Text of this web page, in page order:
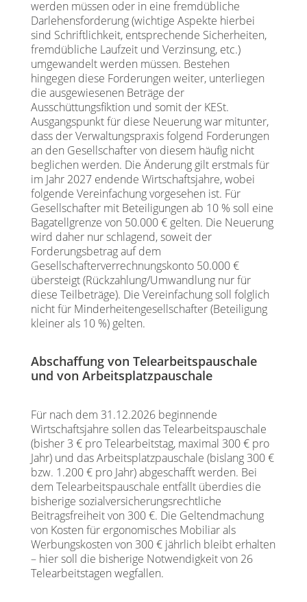
werden müssen oder in eine fremdübliche
Darlehensforderung (wichtige Aspekte hierbei
sind Schriftlichkeit, entsprechende Sicherheiten,
fremdübliche Laufzeit und Verzinsung, etc.)
umgewandelt werden müssen. Bestehen
hingegen diese Forderungen weiter, unterliegen
die ausgewiesenen Beträge der
Ausschüttungsfiktion und somit der KESt.
Ausgangspunkt für diese Neuerung war mitunter,
dass der Verwaltungspraxis folgend Forderungen
an den Gesellschafter von diesem häufig nicht
beglichen werden. Die Änderung gilt erstmals für
im Jahr 2027 endende Wirtschaftsjahre, wobei
folgende Vereinfachung vorgesehen ist. Für
Gesellschafter mit Beteiligungen ab 10 % soll eine
Bagatellgrenze von 50.000 € gelten. Die Neuerung
wird daher nur schlagend, soweit der
Forderungsbetrag auf dem
Gesellschafterverrechnungskonto 50.000 €
übersteigt (Rückzahlung/Umwandlung nur für
diese Teilbeträge). Die Vereinfachung soll folglich
nicht für Minderheitengesellschafter (Beteiligung
kleiner als 10 %) gelten.
Abschaffung von Telearbeitspauschale
und von Arbeitsplatzpauschale
Für nach dem 31.12.2026 beginnende
Wirtschaftsjahre sollen das Telearbeitspauschale
(bisher 3 € pro Telearbeitstag, maximal 300 € pro
Jahr) und das Arbeitsplatzpauschale (bislang 300 €
bzw. 1.200 € pro Jahr) abgeschafft werden. Bei
dem Telearbeitspauschale entfällt überdies die
bisherige sozialversicherungsrechtliche
Beitragsfreiheit von 300 €. Die Geltendmachung
von Kosten für ergonomisches Mobiliar als
Werbungskosten von 300 € jährlich bleibt erhalten
– hier soll die bisherige Notwendigkeit von 26
Telearbeitstagen wegfallen.